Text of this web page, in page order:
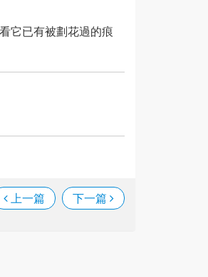
它已有被劃花過的痕
上一篇 下一篇